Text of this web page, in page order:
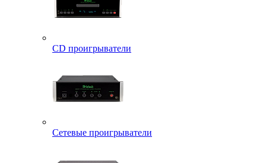
CD проигрыватели
Сетевые проигрыватели